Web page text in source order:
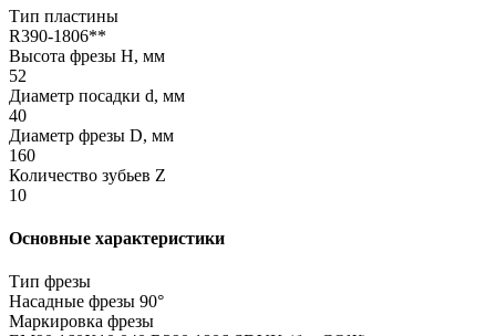
Тип пластины
R390-1806**
Высота фрезы H, мм
52
Диаметр посадки d, мм
40
Диаметр фрезы D, мм
160
Количество зубьев Z
10
Основные характеристики
Тип фрезы
Насадные фрезы 90°
Маркировка фрезы